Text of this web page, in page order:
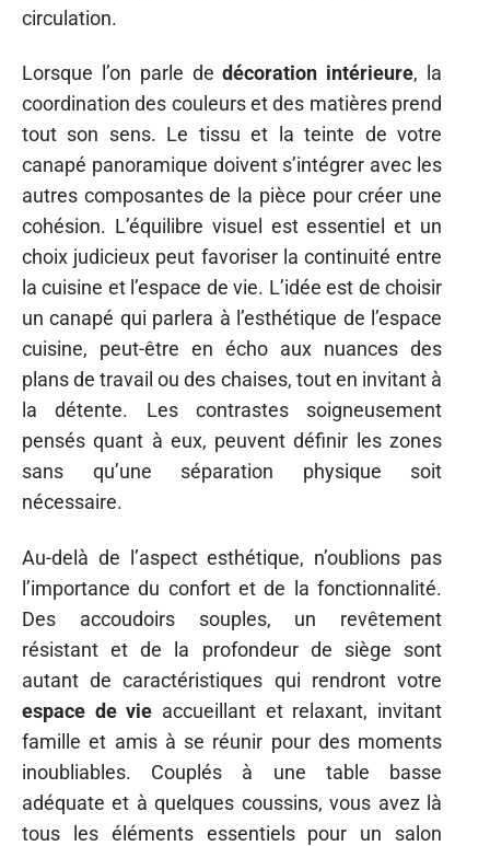
circulation.
Lorsque l’on parle dedécoration intérieure, la
coordination des couleurs et des matières prend
tout son sens. Le tissu et la teinte de votre
canapé panoramique doivent s’intégrer avec les
autres composantes de la pièce pour créer une
cohésion. L’équilibre visuel est essentiel et un
choix judicieux peut favoriser la continuité entre
la cuisine et l’espace de vie. L’idée est de choisir
un canapé qui parlera à l’esthétique de l’espace
cuisine, peut-être en écho aux nuances des
plans de travail ou des chaises, tout en invitant à
la détente. Les contrastes soigneusement
pensés quant à eux, peuvent définir les zones
sans qu’une séparation physique soit
nécessaire.
Au-delà de l’aspect esthétique, n’oublions pas
l’importance du confort et de la fonctionnalité.
Des accoudoirs souples, un revêtement
résistant et de la profondeur de siège sont
autant de caractéristiques qui rendront votre
espace de vie accueillant et relaxant, invitant
famille et amis à se réunir pour des moments
inoubliables. Couplés à une table basse
adéquate et à quelques coussins, vous avez là
tous les éléments essentiels pour un salon